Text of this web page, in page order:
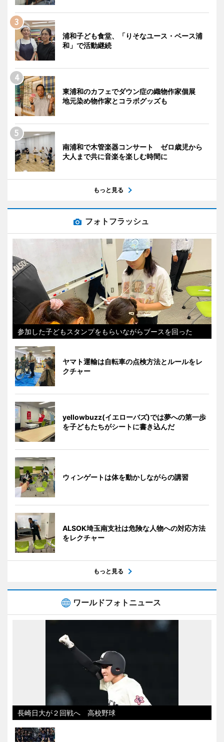
浦和子ども食堂、「りそなユース・ベース浦
和」で活動継続
東浦和のカフェでダウン症の織物作家個展
地元染め物作家とコラボグッズも
南浦和で木管楽器コンサート ゼロ歳児から
大人まで共に音楽を楽しむ時間に
もっと見る
フォトフラッシュ
参加した子どもスタンプをもらいながらブースを回った
ヤマト運輸は自転車の点検方法とルールをレ
クチャー
yellowbuzz(イエローバズ)では夢への第一歩
を子どもたちがシートに書き込んだ
ウィンゲートは体を動かしながらの講習
ALSOK埼玉南支社は危険な人物への対応方法
をレクチャー
もっと見る
ワールドフォトニュース
長崎日大が２回戦へ 高校野球